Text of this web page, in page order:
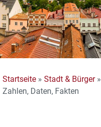
Startseite » Stadt & Bürger»
Zahlen, Daten, Fakten